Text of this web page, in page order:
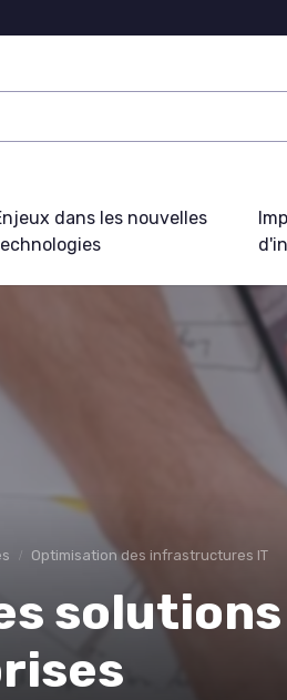
dans les nouvelles
Optimisation des infrastructures IT